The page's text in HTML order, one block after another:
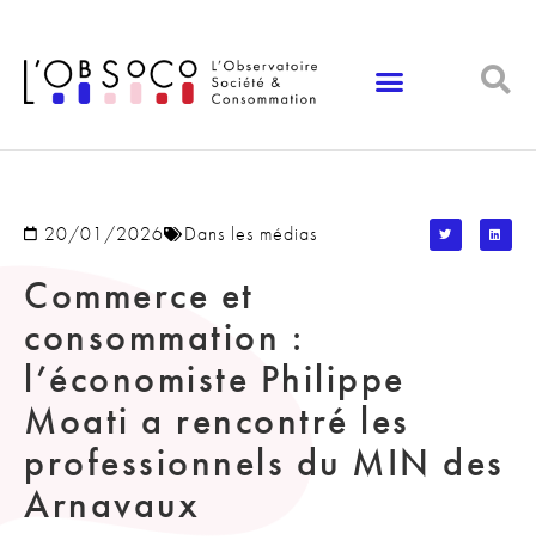
20/01/2026 Dans les médias
Commerce et
consommation :
l’économiste Philippe
Moati a rencontré les
professionnels du MIN des
Arnavaux